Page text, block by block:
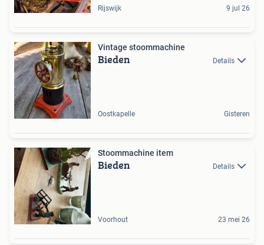
Rijswijk 9 jul 26
Vintage stoommachine
Bieden Details
Oostkapelle Gisteren
Stoommachine item
Bieden Details
Voorhout 23 mei 26